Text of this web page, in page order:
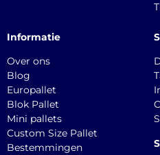
Informatie
Over ons
Blog
Europallet
Blok Pallet
Mini pallets
Custom Size Pallet
Bestemmingen